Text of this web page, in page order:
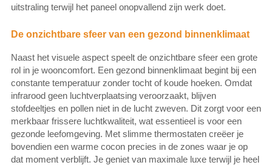
uitstraling terwijl het paneel onopvallend zijn werk doet.
De onzichtbare sfeer van een gezond binnenklimaat
Naast het visuele aspect speelt de onzichtbare sfeer een grote
rol in je wooncomfort. Een gezond binnenklimaat begint bij een
constante temperatuur zonder tocht of koude hoeken. Omdat
infrarood geen luchtverplaatsing veroorzaakt, blijven
stofdeeltjes en pollen niet in de lucht zweven. Dit zorgt voor een
merkbaar frissere luchtkwaliteit, wat essentieel is voor een
gezonde leefomgeving. Met slimme thermostaten creëer je
bovendien een warme cocon precies in de zones waar je op
dat moment verblijft. Je geniet van maximale luxe terwijl je heel